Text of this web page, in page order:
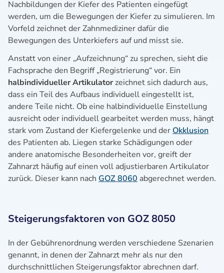
Nachbildungen der Kiefer des Patienten eingefügt
werden, um die Bewegungen der Kiefer zu simulieren. Im
Vorfeld zeichnet der Zahnmediziner dafür die
Bewegungen des Unterkiefers auf und misst sie.
Anstatt von einer „Aufzeichnung“ zu sprechen, sieht die
Fachsprache den Begriff „Registrierung“ vor. Ein
halbindividueller Artikulator zeichnet sich dadurch aus,
dass ein Teil des Aufbaus individuell eingestellt ist,
andere Teile nicht. Ob eine halbindividuelle Einstellung
ausreicht oder individuell gearbeitet werden muss, hängt
stark vom Zustand der Kiefergelenke und der Okklusion
des Patienten ab. Liegen starke Schädigungen oder
andere anatomische Besonderheiten vor, greift der
Zahnarzt häufig auf einen voll adjustierbaren Artikulator
zurück. Dieser kann nach GOZ 8060 abgerechnet werden.
Steigerungsfaktoren von GOZ 8050
In der Gebührenordnung werden verschiedene Szenarien
genannt, in denen der Zahnarzt mehr als nur den
durchschnittlichen Steigerungsfaktor abrechnen darf.